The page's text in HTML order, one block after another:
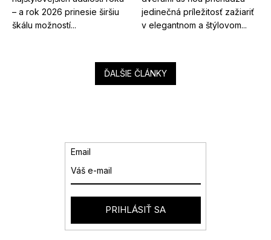
– a rok 2026 prinesie širšiu
škálu možností...
jedinečná príležitosť zažiariť
v elegantnom a štýlovom...
ĎALŠIE ČLÁNKY
Email
PRIHLÁSIŤ SA